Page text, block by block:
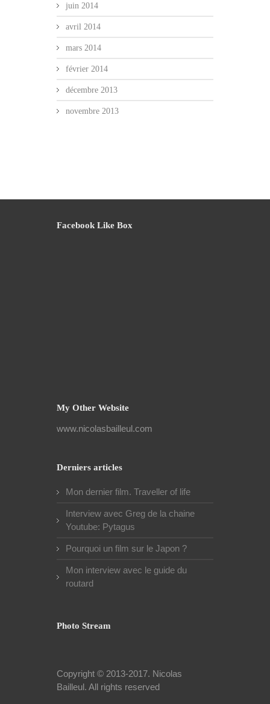
juin 2014
avril 2014
mars 2014
février 2014
décembre 2013
novembre 2013
Facebook Like Box
My Other Website
www.nicolasbailleul.com
Derniers articles
Mon dernier film. Traveller of life
Interview avec Greg de la chaine
Youtube: Pytagus
Pourquoi un film sur le Japon ?
Mon interview avec le guide du
routard
Photo Stream
Copyright © 2013-2017. Nicolas
Bailleul . All rights reserved